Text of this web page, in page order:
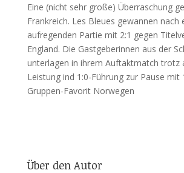
Eine (nicht sehr große) Überraschung
Frankreich. Les Bleues gewannen nach
aufregenden Partie mit 2:1 gegen
England. Die Gastgeberinnen aus der
unterlagen in ihrem Auftaktmatch trotz
Leistung ind 1:0-Führung zur Pause mit
Gruppen-Favorit Norwegen
Über den Autor